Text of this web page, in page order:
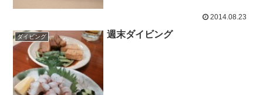
2014.08.23
ダイビング 週末ダイビング